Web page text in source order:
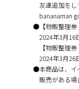
友達追加をし
bananaman
●【物販整理券
2024年3月16
【物販整理券
2024年3月26
●本商品は、イ
販売がある場